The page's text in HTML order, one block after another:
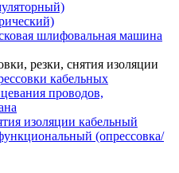
шлифовальная машина
резки, снятия изоляции
кабельных
проводов,
изоляции кабельный
(опрессовка/